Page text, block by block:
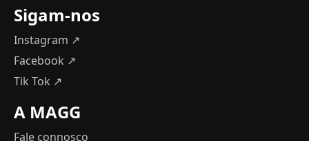
Sigam-nos
Instagram ↗
Facebook ↗
Tik Tok ↗
A MAGG
Fale connosco